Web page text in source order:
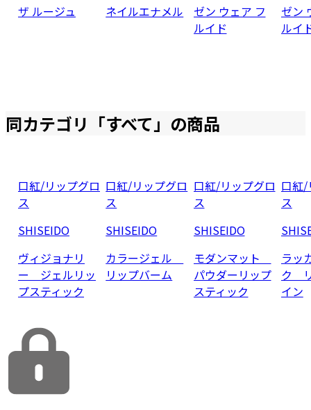
ザ ルージュ
ネイルエナメル
ゼン ウェア フ
ルイド
ゼン
ルイ
同カテゴリ「すべて」の商品
口紅/リップグロ
ス
SHISEIDO
ヴィジョナリ
ー ジェルリッ
プスティック
口紅/リップグロ
ス
SHISEIDO
カラージェル
リップバーム
口紅/リップグロ
ス
SHISEIDO
モダンマット
パウダーリップ
スティック
口紅/
ス
ラッ
ク
イン